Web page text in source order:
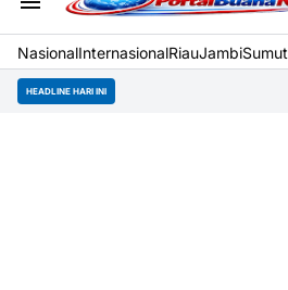
NasionalInternasionalRiauJambiSumut
HEADLINE HARI INI